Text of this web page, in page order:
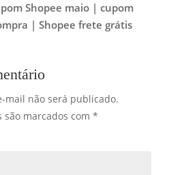
Shopee maio | cupom
| Shopee frete grátis
mail não será publicado.
marcados com *